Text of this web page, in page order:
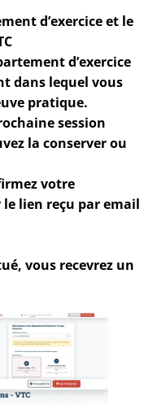
d’exercice et le
d’exercice
dans lequel vous
pratique.
session
la conserver ou
votre
lien reçu par email
vous recevrez un